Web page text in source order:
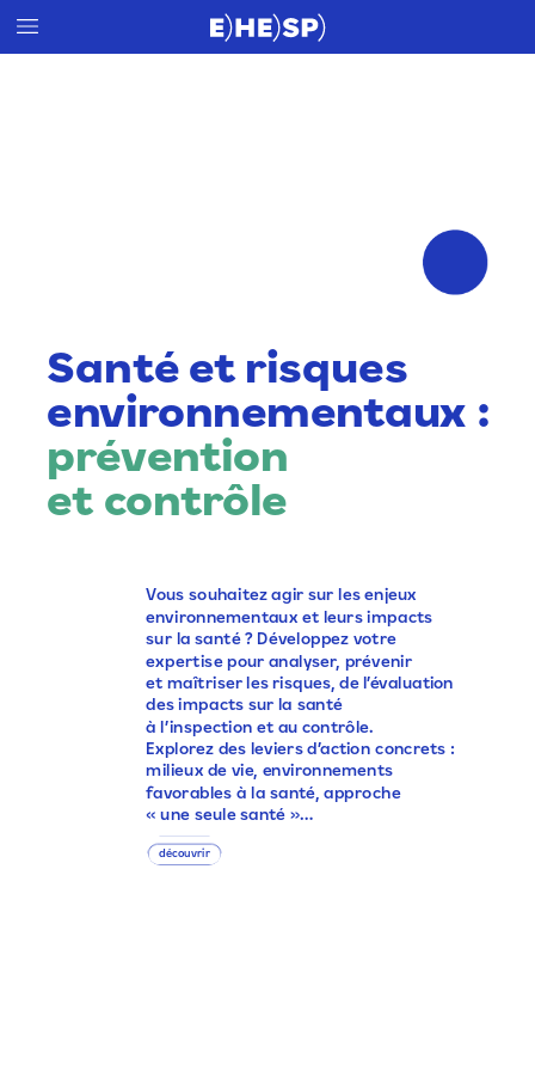
Santé et risques
environnementaux :
prévention
et contrôle
Vous souhaitez agir sur les enjeux
environnementaux et leurs impacts
sur la santé ? Développez votre
expertise pour analyser, prévenir
et maîtriser les risques, de l’évaluation
des impacts sur la santé
à l’inspection et au contrôle.
Explorez des leviers d’action concrets :
milieux de vie, environnements
favorables à la santé, approche
« une seule santé »…
découvrir